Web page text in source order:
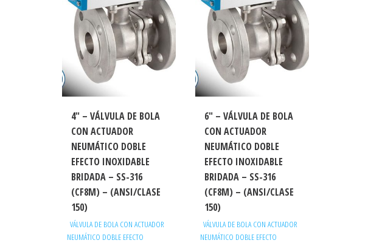
4″ – VÁLVULA DE BOLA
CON ACTUADOR
NEUMÁTICO DOBLE
EFECTO INOXIDABLE
BRIDADA – SS-316
(CF8M) – (ANSI/CLASE
150)
VÁLVULA DE BOLA CON ACTUADOR
NEUMÁTICO DOBLE EFECTO
6″ – VÁLVULA DE BOLA
CON ACTUADOR
NEUMÁTICO DOBLE
EFECTO INOXIDABLE
BRIDADA – SS-316
(CF8M) – (ANSI/CLASE
150)
VÁLVULA DE BOLA CON ACTUADOR
NEUMÁTICO DOBLE EFECTO